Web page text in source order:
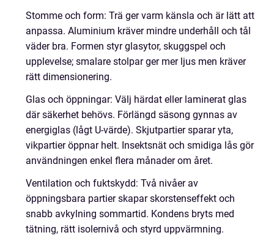
Stomme och form: Trä ger varm känsla och är lätt att
anpassa. Aluminium kräver mindre underhåll och tål
väder bra. Formen styr glasytor, skuggspel och
upplevelse; smalare stolpar ger mer ljus men kräver
rätt dimensionering.
Glas och öppningar: Välj härdat eller laminerat glas
där säkerhet behövs. Förlängd säsong gynnas av
energiglas (lågt U-värde). Skjutpartier sparar yta,
vikpartier öppnar helt. Insektsnät och smidiga lås gör
användningen enkel flera månader om året.
Ventilation och fuktskydd: Två nivåer av
öppningsbara partier skapar skorstenseffekt och
snabb avkylning sommartid. Kondens bryts med
tätning, rätt isolernivå och styrd uppvärmning.